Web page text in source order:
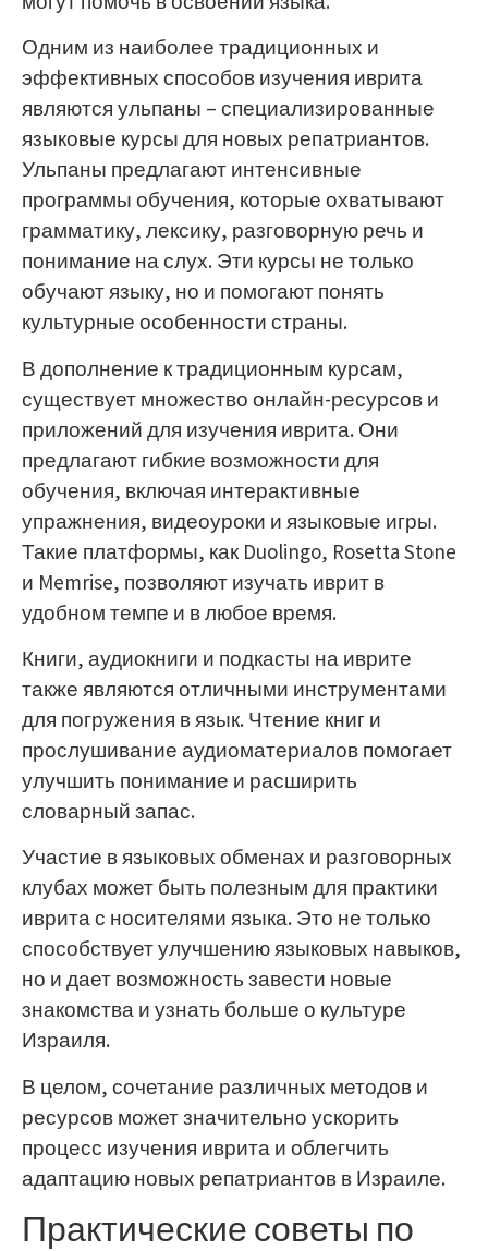
Одним из наиболее традиционных и
эффективных способов изучения иврита
являются ульпаны – специализированные
языковые курсы для новых репатриантов.
Ульпаны предлагают интенсивные
программы обучения, которые охватывают
грамматику, лексику, разговорную речь и
понимание на слух. Эти курсы не только
обучают языку, но и помогают понять
культурные особенности страны.
В дополнение к традиционным курсам,
существует множество онлайн-ресурсов и
приложений для изучения иврита. Они
предлагают гибкие возможности для
обучения, включая интерактивные
упражнения, видеоуроки и языковые игры.
Такие платформы, как Duolingo, Rosetta Stone
и Memrise, позволяют изучать иврит в
удобном темпе и в любое время.
Книги, аудиокниги и подкасты на иврите
также являются отличными инструментами
для погружения в язык. Чтение книг и
прослушивание аудиоматериалов помогает
улучшить понимание и расширить
словарный запас.
Участие в языковых обменах и разговорных
клубах может быть полезным для практики
иврита с носителями языка. Это не только
способствует улучшению языковых навыков,
но и дает возможность завести новые
знакомства и узнать больше о культуре
Израиля.
В целом, сочетание различных методов и
ресурсов может значительно ускорить
процесс изучения иврита и облегчить
адаптацию новых репатриантов в Израиле.
Практические советы по